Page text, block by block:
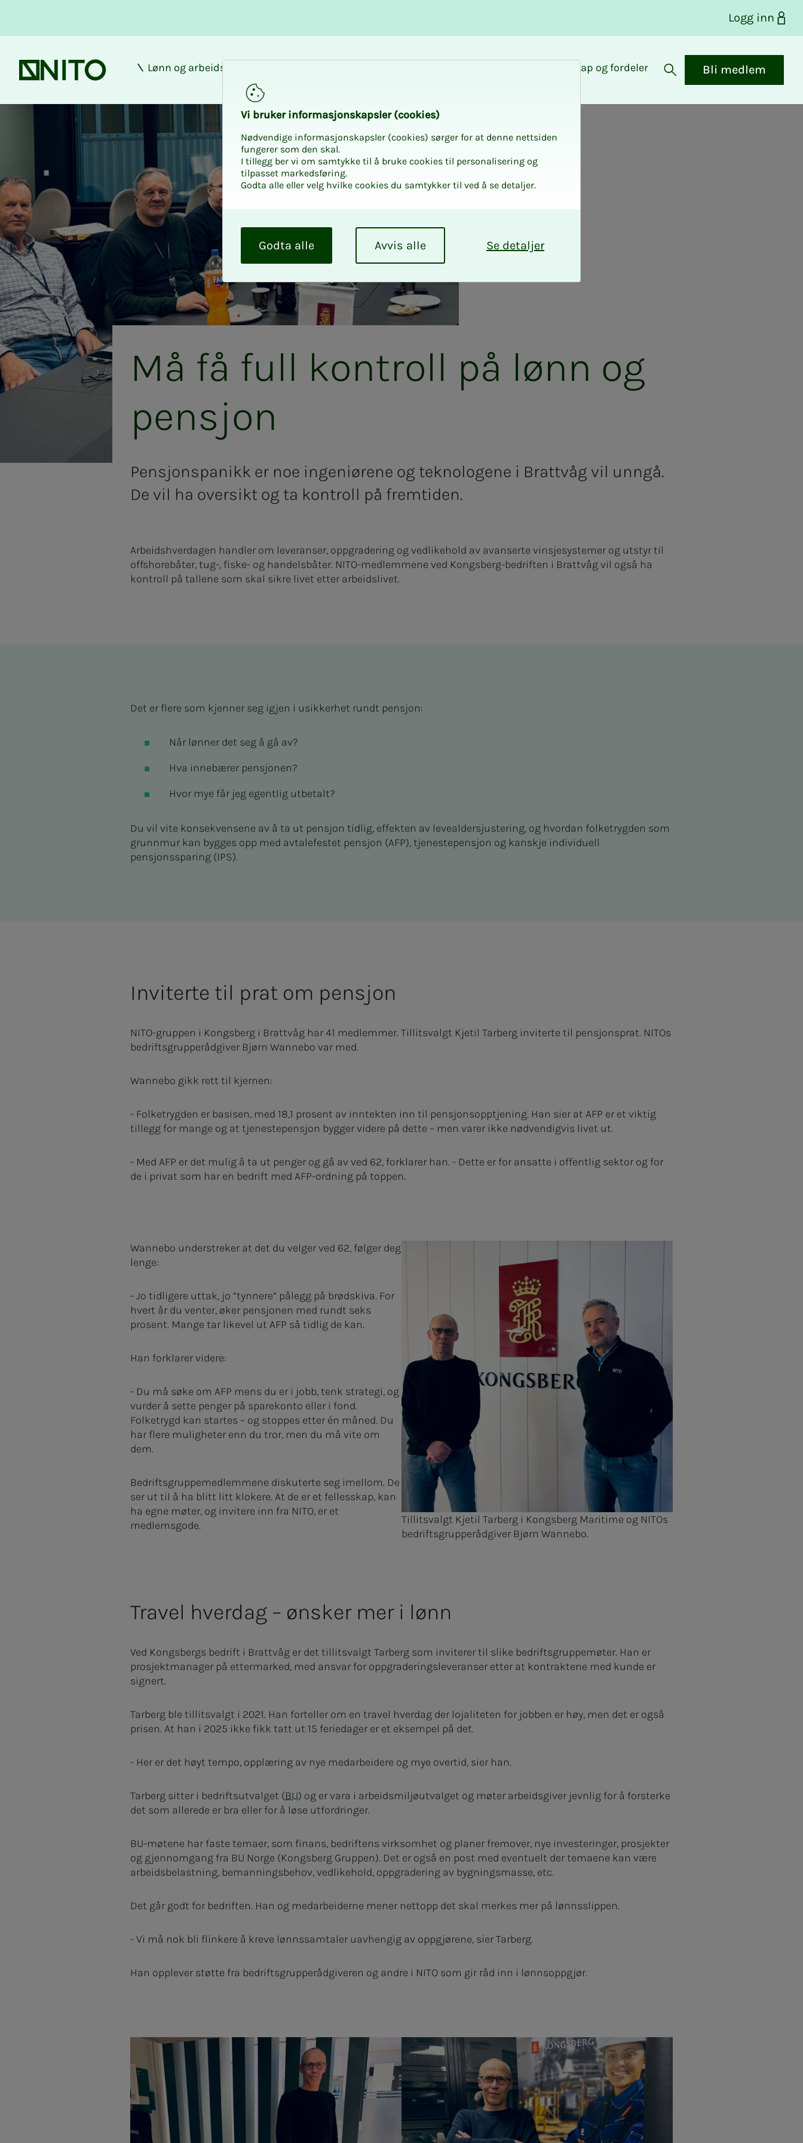
Logg inn
Forsiden
Lønn og arbeidsforhold Medlemskap og fordeler
Åpne søk
Bli medlem
Må få full kon­troll på lønn og
pen­­­sjon
Pensjonspanikk er noe ingeniørene og teknologene i Brattvåg vil unngå.
De vil ha oversikt og ta kontroll på fremtiden.
Arbeidshverdagen handler om leveranser, oppgradering og vedlikehold av avanserte vinsjesystemer og utstyr til
offshorebåter, tug-, fiske- og handelsbåter. NITO-medlemmene ved Kongsberg-bedriften i Brattvåg vil også ha
kontroll på tallene som skal sikre livet etter arbeidslivet.
Det er flere som kjenner seg igjen i usikkerhet rundt pensjon:
Når lønner det seg å gå av?
Hva innebærer pensjonen?
Hvor mye får jeg egentlig utbetalt?
Du vil vite konsekvensene av å ta ut pensjon tidlig, effekten av levealdersjustering, og hvordan folketrygden som
grunnmur kan bygges opp med avtalefestet pensjon (AFP), tjenestepensjon og kanskje individuell
pensjonssparing (IPS).
Inviterte til prat om pensjon
NITO-gruppen i Kongsberg i Brattvåg har 41 medlemmer. Tillitsvalgt Kjetil Tarberg inviterte til pensjonsprat. NITOs
bedriftsgrupperådgiver Bjørn Wannebo var med.
Wannebo gikk rett til kjernen:
- Folketrygden er basisen, med 18,1 prosent av inntekten inn til pensjonsopptjening. Han sier at AFP er et viktig
tillegg for mange og at tjenestepensjon bygger videre på dette – men varer ikke nødvendigvis livet ut.
- Med AFP er det mulig å ta ut penger og gå av ved 62, forklarer han. - Dette er for ansatte i offentlig sektor og for
de i privat som har en bedrift med AFP-ordning på toppen.
Wannebo understreker at det du velger ved 62, følger deg
lenge:
- Jo tidligere uttak, jo “tynnere” pålegg på brødskiva. For
hvert år du venter, øker pensjonen med rundt seks
prosent. Mange tar likevel ut AFP så tidlig de kan.
Han forklarer videre:
- Du må søke om AFP mens du er i jobb, tenk strategi, og
vurder å sette penger på sparekonto eller i fond.
Folketrygd kan startes – og stoppes etter én måned. Du
har flere muligheter enn du tror, men du må vite om
dem.
Bedriftsgruppemedlemmene diskuterte seg imellom. De
ser ut til å ha blitt litt klokere. At de er et fellesskap, kan
ha egne møter, og invitere inn fra NITO, er et
medlemsgode.
Tillitsvalgt Kjetil Tarberg i Kongsberg Maritime og NITOs
bedriftsgrupperådgiver Bjørn Wannebo.
Travel hverdag – ønsker mer i lønn
Ved Kongsbergs bedrift i Brattvåg er det tillitsvalgt Tarberg som inviterer til slike bedriftsgruppemøter. Han er
prosjektmanager på ettermarked, med ansvar for oppgraderingsleveranser etter at kontraktene med kunde er
signert.
Tarberg ble tillitsvalgt i 2021. Han forteller om en travel hverdag der lojaliteten for jobben er høy, men det er også
prisen. At han i 2025 ikke fikk tatt ut 15 feriedager er et eksempel på det.
- Her er det høyt tempo, opplæring av nye medarbeidere og mye overtid, sier han.
Tarberg sitter i bedriftsutvalget (BU) og er vara i arbeidsmiljøutvalget og møter arbeidsgiver jevnlig for å forsterke
det som allerede er bra eller for å løse utfordringer.
BU-møtene har faste temaer, som finans, bedriftens virksomhet og planer fremover, nye investeringer, prosjekter
og gjennomgang fra BU Norge (Kongsberg Gruppen). Det er også en post med eventuelt der temaene kan være
arbeidsbelastning, bemanningsbehov, vedlikehold, oppgradering av bygningsmasse, etc.
Det går godt for bedriften. Han og medarbeiderne mener nettopp det skal merkes mer på lønnsslippen.
- Vi må nok bli flinkere å kreve lønnssamtaler uavhengig av oppgjørene, sier Tarberg.
Han opplever støtte fra bedriftsgrupperådgiveren og andre i NITO som gir råd inn i lønnsoppgjør.
Vi bru­­­ker in­­­for­­­ma­­­sjons­­­kaps­­­­­ler (cookies)
Nødvendige informasjonskapsler (cookies) sørger for at denne nettsiden
fungerer som den skal.
I tillegg ber vi om samtykke til å bruke cookies til personalisering og
tilpasset markedsføring.
Godta alle eller velg hvilke cookies du samtykker til ved å se detaljer.
v
s
Se detaljer
Avvis alle
Godta alle